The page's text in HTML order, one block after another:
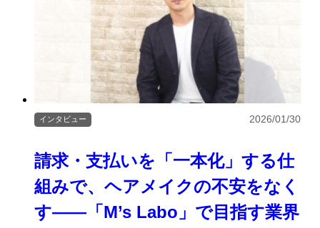
請求・支払いを「一本化」する仕
組みで、ヘアメイクの不安をなく
す――「M’s Labo」で目指す業界
インタビュー 2026/01/30